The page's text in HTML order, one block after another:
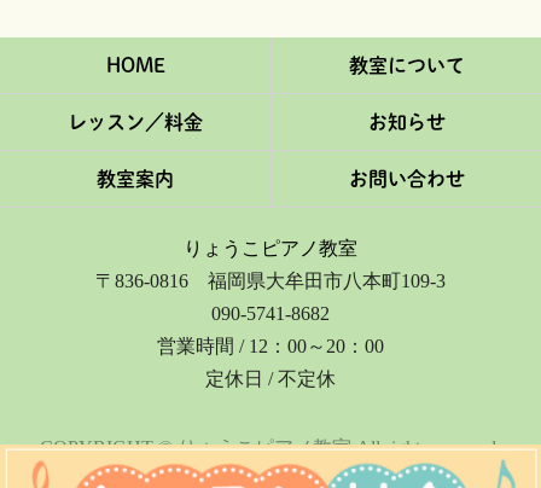
HOME 教室について
レッスン／料金 お知らせ
教室案内 お問い合わせ
りょうこピアノ教室
〒836-0816 福岡県大牟田市八本町109-3
090-5741-8682
営業時間 / 12：00～20：00
定休日 / 不定休
COPYRIGHT © りょうこピアノ教室 All rights reserved.